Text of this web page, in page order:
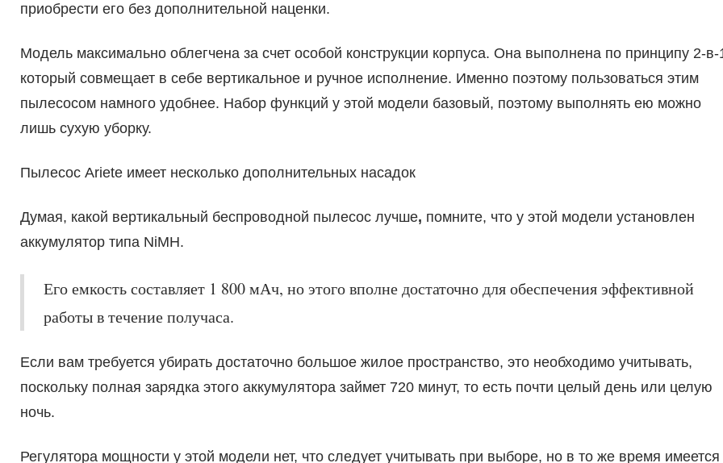
приобрести его без дополнительной наценки.
Модель максимально облегчена за счет особой конструкции корпуса. Она выполнена по принципу 2-в-
который совмещает в себе вертикальное и ручное исполнение. Именно поэтому пользоваться этим
пылесосом намного удобнее. Набор функций у этой модели базовый, поэтому выполнять ею можно
лишь сухую уборку.
Пылесос Ariete имеет несколько дополнительных насадок
Думая, какой вертикальный беспроводной пылесос лучше, помните, что у этой модели установлен
аккумулятор типа NiMH.
Его емкость составляет 1 800 мАч, но этого вполне достаточно для обеспечения эффективной
работы в течение получаса.
Если вам требуется убирать достаточно большое жилое пространство, это необходимо учитывать,
поскольку полная зарядка этого аккумулятора займет 720 минут, то есть почти целый день или целую
ночь.
Регулятора мощности у этой модели нет, что следует учитывать при выборе, но в то же время имеется